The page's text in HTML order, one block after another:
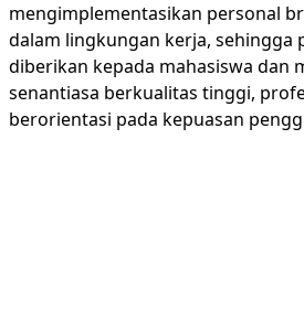
mengimplementasikan personal
dalam lingkungan kerja, sehingga
diberikan kepada mahasiswa dan
senantiasa berkualitas tinggi,
berorientasi pada kepuasan